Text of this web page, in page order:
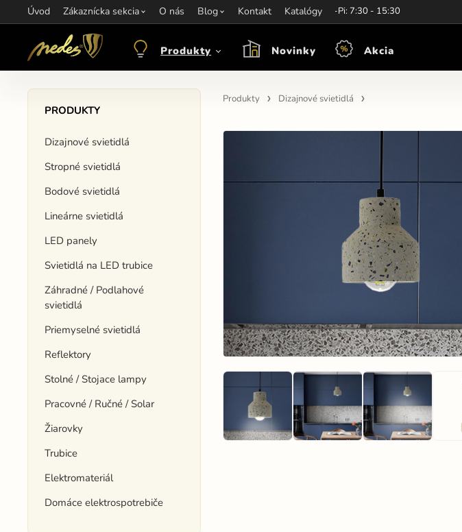
Úvod Zákaznícka sekcia O nás Blog Kontakt Katalógy
Informácie:info@nedes.sk Kontakt:+421 907 263 473Otváracie hodiny: Po-Pi: 7:30 - 15:30
Produkty Novinky Akcia
PRODUKTY
Dizajnové svietidlá
Stropné svietidlá
Bodové svietidlá
Lineárne svietidlá
LED panely
Svietidlá na LED trubice
Záhradné / Podlahové
svietidlá
Priemyselné svietidlá
Reflektory
Stolné / Stojace lampy
Pracovné / Ručné / Solar
Žiarovky
Trubice
Elektromateriál
Domáce elektrospotrebiče
Produkty Dizajnové svietidlá